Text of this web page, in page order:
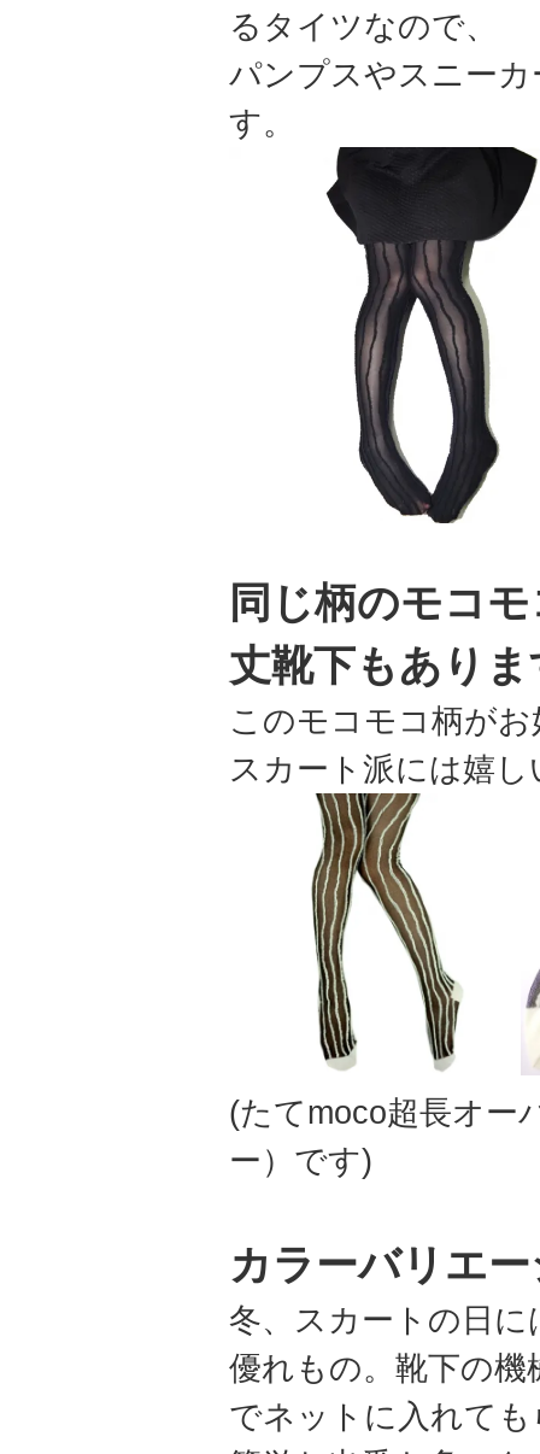
るタイツなので、
パンプスやスニー
す。
同じ柄のモコ
丈靴下もありま
このモコモコ柄が
スカート派には嬉
(たてmoco超長オ
ー）です)
カラーバリエ
冬、スカートの日
優れもの。靴下の
でネットに入れて